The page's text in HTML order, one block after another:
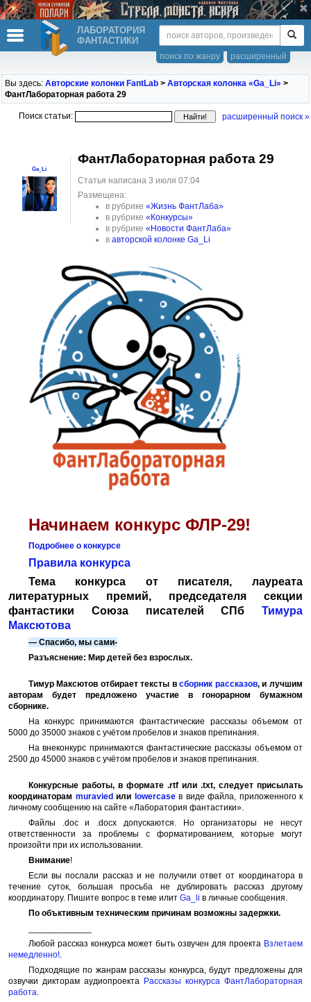
ЛАБОРАТОРИЯ
ФАНТАСТИКИ
расширенный
поиск по жанру
Вы здесь: Авторские колонки FantLab > Авторская колонка «Ga_Li» >
ФантЛабораторная работа 29
Поиск статьи: расширенный поиск »
Ga_Li
ФантЛабораторная работа 29
Статья написана 3 июля 07:04
Размещена:
в рубрике «Жизнь ФантЛаба»
в рубрике «Конкурсы»
в рубрике «Новости ФантЛаба»
в авторской колонке Ga_Li
Начинаем конкурс ФЛР-29!
Подробнее о конкурсе
Правила конкурса
Тема конкурса от писателя, лауреата
литературных премий, председателя секции
фантастики Союза писателей СПб Тимура
Максютова
— Спасибо, мы сами-
Разъяснение: Мир детей без взрослых.
Тимур Максютов отбирает тексты всборник рассказов, и лучшим
авторам будет предложено участие в гонорарном бумажном
сборнике.
На конкурс принимаются фантастические рассказы объемом от
5000 до 35000 знаков с учётом пробелов и знаков препинания.
На внеконкурс принимаются фантастические рассказы объемом от
2500 до 45000 знаков с учётом пробелов и знаков препинания.
Конкурсные работы, в формате .rtf или .txt, следует присылать
координаторам muravied или lowercaseв виде файла, приложенного к
личному сообщению на сайте «Лаборатория фантастики».
Файлы .doc и .docx допускаются. Но организаторы не несут
ответственности за проблемы с форматированием, которые могут
произойти при их использовании.
Внимание!
Если вы послали рассказ и не получили ответ от координатора в
течение суток, большая просьба не дублировать рассказ другому
координатору. Пишите вопрос в теме илит Ga_li в личные сообщения.
По объктивным техническим причинам возможны задержки.
Любой рассказ конкурса может быть озвучен для проекта Взлетаем
немедленно!.
Подходящие по жанрам рассказы конкурса, будут предложены для
озвучки дикторам аудиопроекта Рассказы конкурса ФантЛабораторная
работа.